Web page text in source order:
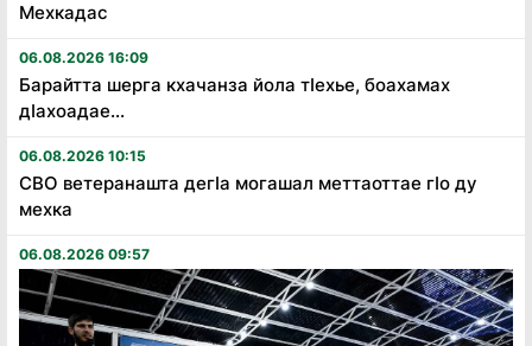
Мехкадас
06.08.2026 16:09
Барайтта шерга кхачанза йола тӏехье, боахамах
дӏахоадае...
06.08.2026 10:15
СВО ветеранашта дегӏа могашал меттаоттае гӏо ду
мехка
06.08.2026 09:57